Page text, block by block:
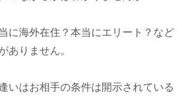
に海外在住？本当にエリート？など
ありません。
いはお相手の条件は開示されている